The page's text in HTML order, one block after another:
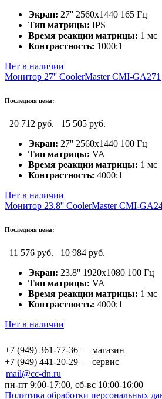
Экран: 27'' 2560x1440 165 Гц
Тип матрицы: IPS
Время реакции матрицы: 1 мс
Контрастность: 1000:1
Нет в наличии
Монитор 27'' CoolerMaster CMI-GA271
Последняя цена:
20 712 руб.
15 505 руб.
Экран: 27'' 2560x1440 100 Гц
Тип матрицы: VA
Время реакции матрицы: 1 мс
Контрастность: 4000:1
Нет в наличии
Монитор 23.8'' CoolerMaster CMI-
Последняя цена:
11 576 руб.
10 984 руб.
Экран: 23.8'' 1920х1080 100 Гц
Тип матрицы: VA
Время реакции матрицы: 1 мс
Контрастность: 4000:1
Нет в наличии
+7 (949) 361-77-36 — магазин
+7 (949) 441-20-29 — сервис
mail@cc-dn.ru
пн-пт 9:00-17:00, сб-вс 10:00-16:00
Политика обработки персональных